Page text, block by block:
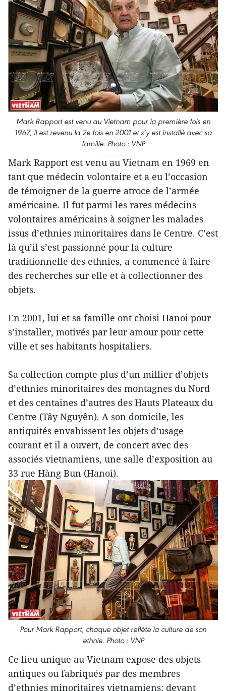
Mark Rapport est venu au Vietnam pour la première fois en
1967, il est revenu la 2e fois en 2001 et s’y est installé avec sa
famille. Photo : VNP
Mark Rapport est venu au Vietnam en 1969 en
tant que médecin volontaire et a eu l’occasion
de témoigner de la guerre atroce de l’armée
américaine. Il fut parmi les rares médecins
volontaires américains à soigner les malades
issus d’ethnies minoritaires dans le Centre. C’est
là qu’il s’est passionné pour la culture
traditionnelle des ethnies, a commencé à faire
des recherches sur elle et à collectionner des
objets.
En 2001, lui et sa famille ont choisi Hanoi pour
s’installer, motivés par leur amour pour cette
ville et ses habitants hospitaliers.
Sa collection compte plus d’un millier d’objets
d’ethnies minoritaires des montagnes du Nord
et des centaines d’autres des Hauts Plateaux du
Centre (Tây Nguyên). A son domicile, les
antiquités envahissent les objets d’usage
courant et il a ouvert, de concert avec des
associés vietnamiens, une salle d’exposition au
33 rue Hàng Bun (Hanoi).
Pour Mark Rapport, chaque objet reflète la culture de son
ethnie. Photo : VNP
Ce lieu unique au Vietnam expose des objets
antiques ou fabriqués par des membres
d’ethnies minoritaires vietnamiens; devant